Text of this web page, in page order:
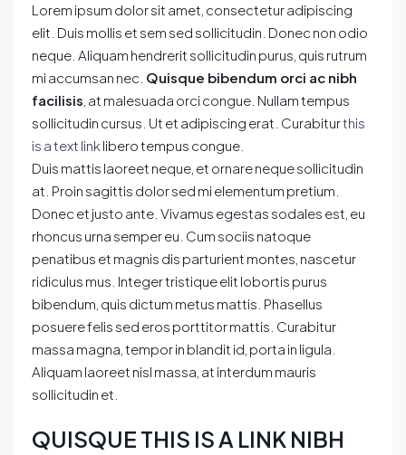
Lorem ipsum dolor sit amet, consectetur adipiscing
elit. Duis mollis et sem sed sollicitudin. Donec non odio
neque. Aliquam hendrerit sollicitudin purus, quis rutrum
mi accumsan nec. Quisque bibendum orci ac nibh
facilisis , at malesuada orci congue. Nullam tempus
sollicitudin cursus. Ut et adipiscing erat. Curabiturthis
is a text link libero tempus congue.
Duis mattis laoreet neque, et ornare neque sollicitudin
at. Proin sagittis dolor sed mi elementum pretium.
Donec et justo ante. Vivamus egestas sodales est, eu
rhoncus urna semper eu. Cum sociis natoque
penatibus et magnis dis parturient montes, nascetur
ridiculus mus. Integer tristique elit lobortis purus
bibendum, quis dictum metus mattis. Phasellus
posuere felis sed eros porttitor mattis. Curabitur
massa magna, tempor in blandit id, porta in ligula.
Aliquam laoreet nisl massa, at interdum mauris
sollicitudin et.
QUISQUE THIS IS A LINK NIBH